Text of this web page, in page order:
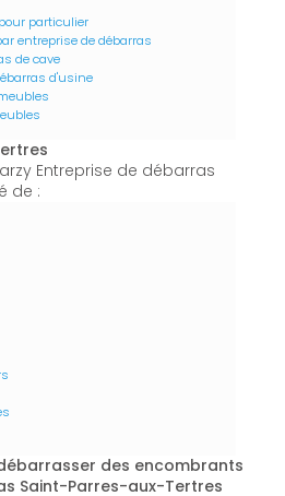
particulier
entreprise de débarras
de cave
d'usine
Entreprise de débarras
de :
des encombrants
Saint-Parres-aux-Tertres